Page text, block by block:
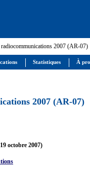
2007 (AR-07)
2007 (AR-07)
octobre 2007)
Statistiques À